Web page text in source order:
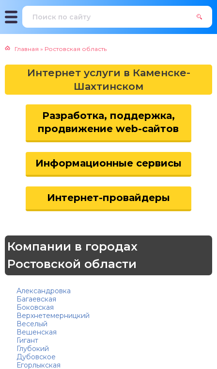
Главная » Ростовская область
Интернет услуги в Каменске-
Шахтинском
Разработка, поддержка,
продвижение web-сайтов
Информационные сервисы
Интернет-провайдеры
Компании в городах
Ростовской области
Александровка
Багаевская
Боковская
Верхнетемерницкий
Веселый
Вешенская
Гигант
Глубокий
Дубовское
Егорлыкская